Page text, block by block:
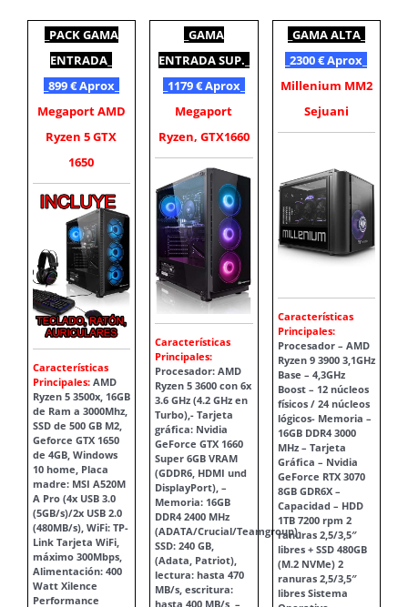
_PACK GAMA
ENTRADA_
_899 € Aprox_
Megaport AMD
Ryzen 5 GTX
1650
Características
Principales: AMD
Ryzen 5 3500x, 16GB
de Ram a 3000Mhz,
SSD de 500 GB M2,
Geforce GTX 1650
de 4GB, Windows
10 home, Placa
madre: MSI A520M
A Pro (4x USB 3.0
(5GB/s)/2x USB 2.0
(480MB/s), WiFi: TP-
Link Tarjeta WiFi,
máximo 300Mbps,
Alimentación: 400
Watt Xilence
Performance
_GAMA
ENTRADA SUP._
_1179 € Aprox_
Megaport
Ryzen, GTX1660
Características
Principales:
Procesador: AMD
Ryzen 5 3600 con 6x
3.6 GHz (4.2 GHz en
Turbo),- Tarjeta
gráfica: Nvidia
GeForce GTX 1660
Super 6GB VRAM
(GDDR6, HDMI und
DisplayPort), –
Memoria: 16GB
DDR4 2400 MHz
(ADATA/Crucial/Teamgroup)-
SSD: 240 GB,
(Adata, Patriot),
lectura: hasta 470
MB/s, escritura:
hasta 400 MB/s, –
_GAMA ALTA_
_2300 € Aprox_
Millenium MM2
Sejuani
Características
Principales:
Procesador – AMD
Ryzen 9 3900 3,1GHz
Base – 4,3GHz
Boost – 12 núcleos
físicos / 24 núcleos
lógicos- Memoria –
16GB DDR4 3000
MHz – Tarjeta
Gráfica – Nvidia
GeForce RTX 3070
8GB GDR6X –
Capacidad – HDD
1TB 7200 rpm 2
ranuras 2,5/3,5″
libres + SSD 480GB
(M.2 NVMe) 2
ranuras 2,5/3,5″
libres Sistema